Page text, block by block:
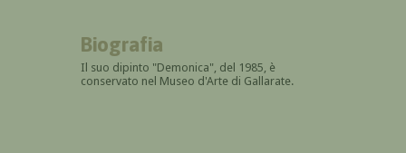
Biografia
Il suo dipinto "Demonica", del 1985, è
conservato nel Museo d'Arte di Gallarate.